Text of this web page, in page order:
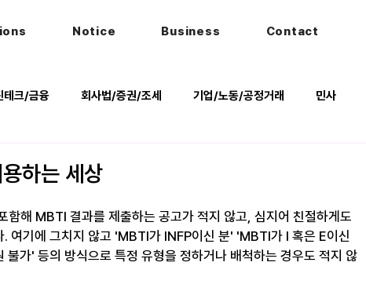
Notice Business Contact
테크/금융 회사법/증권/조세 기업/노동/공정거래 민사
하는 세상
함해 MBTI 결과를 제출하는 공고가 적지 않고, 심지어 친절하게도
여기에 그치지 않고 'MBTI가 INFP이신 분' 'MBTI가 I 혹은 E이신
가' 등의 방식으로 특정 유형을 정하거나 배척하는 경우도 적지 않